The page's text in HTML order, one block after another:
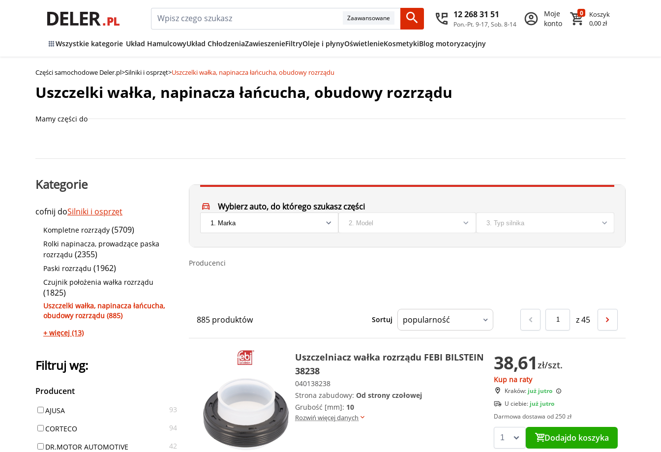
Zaawansowane 12 268 31 51
Pon.-Pt. 9-17, Sob. 8-14
Moje
konto
0
Koszyk
0,00 zł
Wszystkie kategorie Układ HamulcowyUkład ChłodzeniaZawieszenieFiltryOleje i płynyOświetlenieKosmetykiBlog motoryzacyjny
Części samochodowe Deler.pl>Silniki i osprzęt>Uszczelki wałka, napinacza łańcucha, obudowy rozrządu
Uszczelki wałka, napinacza łańcucha, obudowy rozrządu
Mamy części do
Kategorie
cofnij doSilniki i osprzęt
Kompletne rozrządy (5709)
Rolki napinacza, prowadzące paska
rozrządu (2355)
Paski rozrządu (1962)
Czujnik położenia wałka rozrządu
(1825)
Uszczelki wałka, napinacza łańcucha,
obudowy rozrządu (885)
+ więcej (13)
Filtruj wg:
Producent
AJUSA 93
CORTECO 94
DR.MOTOR AUTOMOTIVE 42
Wybierz auto, do którego szukasz części
Producenci
885 produktów Sortuj z45
Uszczelniacz wałka rozrządu FEBI BILSTEIN
38238
040138238
Strona zabudowy: Od strony czołowej
Grubość [mm]: 10
Rozwiń więcej danych
38,61 zł/szt.
Kup na raty
Kraków: już jutro
U ciebie: już jutro
Darmowa dostawa od 250 zł
Dodajdo koszyka